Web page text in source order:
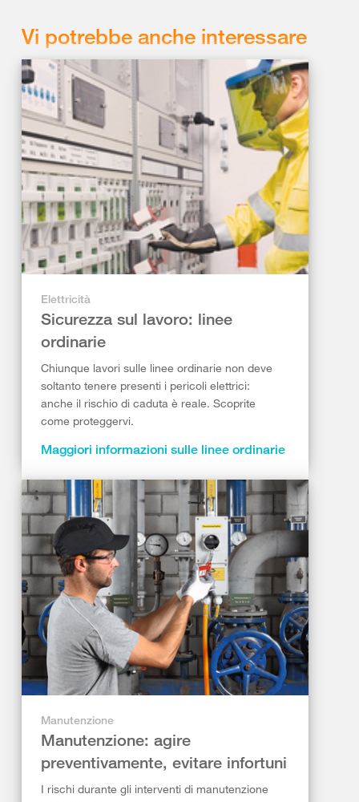
Vi potrebbe anche interessare
Elettricità
Sicurezza sul lavoro: linee
ordinarie
Chiunque lavori sulle linee ordinarie non deve
soltanto tenere presenti i pericoli elettrici:
anche il rischio di caduta è reale. Scoprite
come proteggervi.
Maggiori informazioni sulle linee ordinarie
Manutenzione
Manutenzione: agire
preventivamente, evitare infortuni
I rischi durante gli interventi di manutenzione